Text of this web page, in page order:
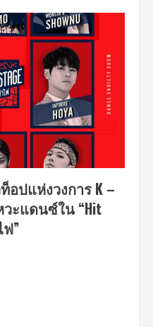
อปแห่งวงการ K –
วะแดนซ์ใน “Hit
ฟ”